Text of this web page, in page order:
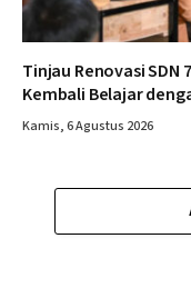
Tinjau Renovasi SDN
Kembali Belajar
Kamis, 6 Agustus 2026